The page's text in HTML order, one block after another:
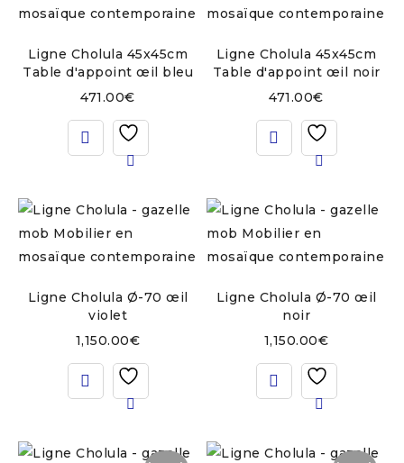
Ligne Cholula 45x45cm
Table d'appoint œil bleu
471.00€
Ligne Cholula 45x45cm
Table d'appoint œil noir
471.00€
Ligne Cholula Ø-70 œil
violet
1,150.00€
Ligne Cholula Ø-70 œil
noir
1,150.00€